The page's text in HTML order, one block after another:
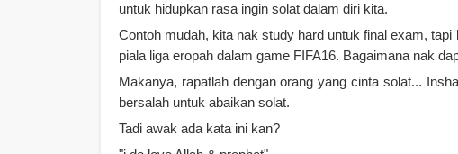
untuk hidupkan rasa ingin solat dalam diri kita.
Contoh mudah, kita nak study hard untuk final exam,
piala liga eropah dalam game FIFA16. Bagaimana nak
Makanya, rapatlah dengan orang yang cinta solat...
bersalah untuk abaikan solat.
Tadi awak ada kata ini kan?